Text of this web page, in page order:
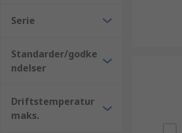
Serie
Standarder/godke
ndelser
Driftstemperatur
maks.